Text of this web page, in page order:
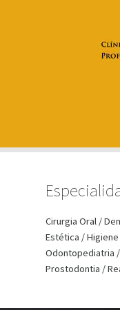
Cirurgia Oral /
Estética /
Odontopediatria
Prostodontia /